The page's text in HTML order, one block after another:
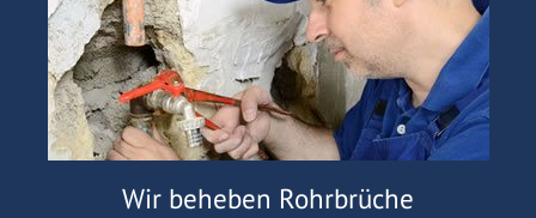
Wir beheben Rohrbrüche